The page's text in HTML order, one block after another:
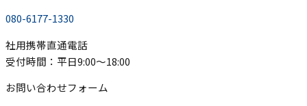
080-6177-1330
社用携帯直通電話
受付時間：平日9:00〜18:00
お問い合わせフォーム